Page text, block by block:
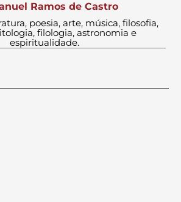
Ramos de Castro
poesia, arte, música, filosofia,
filologia, astronomia e
espiritualidade.